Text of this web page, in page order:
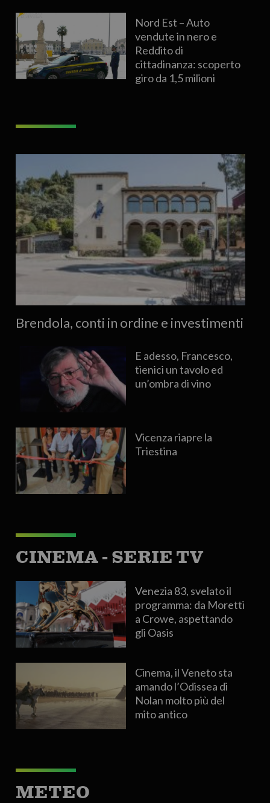
Nord Est – Auto
vendute in nero e
Reddito di
cittadinanza: scoperto
giro da 1,5 milioni
Brendola, conti in ordine e investimenti
E adesso, Francesco,
tienici un tavolo ed
un’ombra di vino
Vicenza riapre la
Triestina
CINEMA - SERIE TV
Venezia 83, svelato il
programma: da Moretti
a Crowe, aspettando
gli Oasis
Cinema, il Veneto sta
amando l’Odissea di
Nolan molto più del
mito antico
METEO